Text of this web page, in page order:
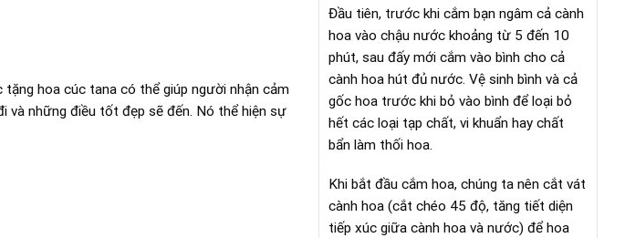
tặng hoa cúc tana có thể giúp người nhận cảm
và những điều tốt đẹp sẽ đến. Nó thể hiện sự
Đầu tiên, trước khi cắm bạn ngâm cả cành
hoa vào chậu nước khoảng từ 5 đến 10
phút, sau đấy mới cắm vào bình cho cả
cành hoa hút đủ nước. Vệ sinh bình và cả
gốc hoa trước khi bỏ vào bình để loại bỏ
hết các loại tạp chất, vi khuẩn hay chất
bẩn làm thối hoa.
Khi bắt đầu cắm hoa, chúng ta nên cắt vát
cành hoa (cắt chéo 45 độ, tăng tiết diện
tiếp xúc giữa cành hoa và nước) để hoa